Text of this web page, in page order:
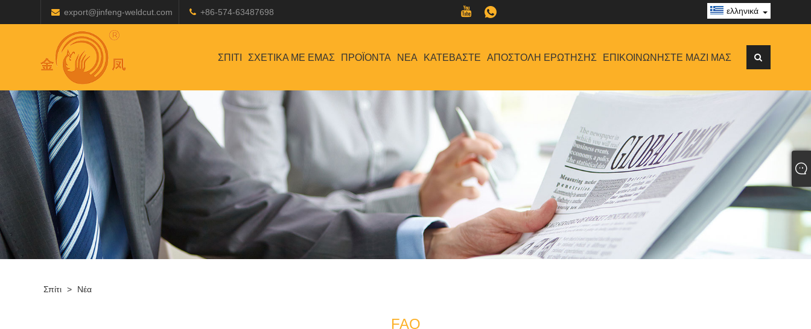
export@jinfeng-weldcut.com +86-574-63487698 ελληνικά
ΣΠΊΤΙ ΣΧΕΤΙΚΆ ΜΕ ΕΜΆΣ ΠΡΟΪΌΝΤΑ ΝΈΑ ΚΑΤΕΒΆΣΤΕ ΑΠΟΣΤΟΛΉ ΕΡΏΤΗΣΗΣ ΕΠΙΚΟΙΝΩΝΉΣΤΕ ΜΑΖΊ ΜΑΣ
Σπίτι > Νέα
FAQ